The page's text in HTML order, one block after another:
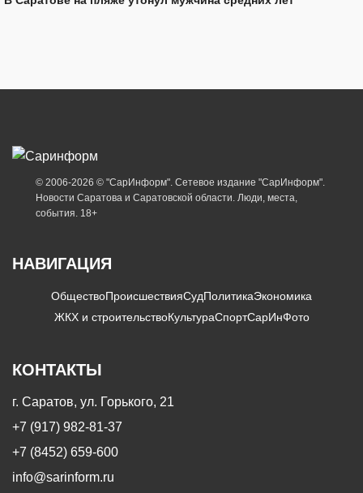
© 2006-2026 © "СарИнформ". Сетевое издание "СарИнформ".
Новости Саратова и Саратовской области. Люди, места,
события. 18+
НАВИГАЦИЯ
ОбществоПроисшествияСудПолитикаЭкономика
ЖКХ и строительствоКультураСпортСарИнФото
КОНТАКТЫ
г. Саратов, ул. Горького, 21
+7 (917) 982-81-37
+7 (8452) 659-600
info@sarinform.ru